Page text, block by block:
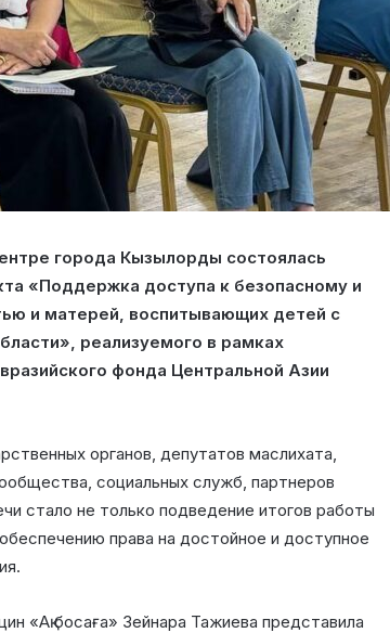
города Кызылорды состоялась
«Поддержка доступа к безопасному и
и матерей, воспитывающих детей с
реализуемого в рамках
фонда Центральной Азии
органов, депутатов маслихата,
социальных служб, партнеров
стало не только подведение итогов работы
права на достойное и доступное
«Ақ босаға» Зейнара Тажиева представила